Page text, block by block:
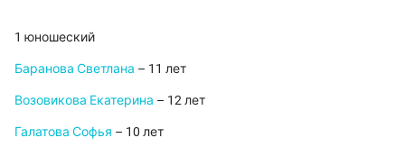
1 юношеский
Баранова Светлана – 11 лет
Возовикова Екатерина – 12 лет
Галатова Софья – 10 лет